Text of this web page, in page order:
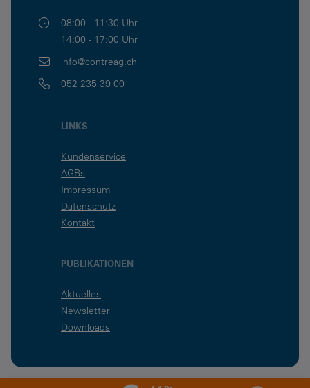
08:00 - 11:30 Uhr
14:00 - 17:00 Uhr
info@contreag.ch
052 235 39 00
LINKS
Kundenservice
AGBs
Impressum
Datenschutz
Kontakt
PUBLIKATIONEN
Aktuelles
Newsletter
Downloads